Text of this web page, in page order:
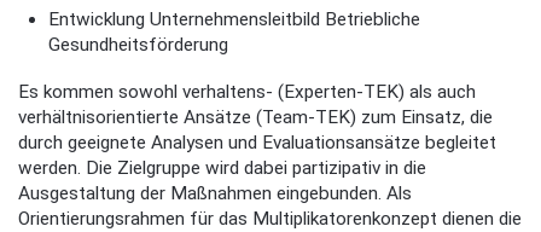
Entwicklung Unternehmensleitbild Betriebliche
Gesundheitsförderung
Es kommen sowohl verhaltens- (Experten-TEK) als auch
verhältnisorientierte Ansätze (Team-TEK) zum Einsatz, die
durch geeignete Analysen und Evaluationsansätze begleitet
werden. Die Zielgruppe wird dabei partizipativ in die
Ausgestaltung der Maßnahmen eingebunden. Als
Orientierungsrahmen für das Multiplikatorenkonzept dienen die